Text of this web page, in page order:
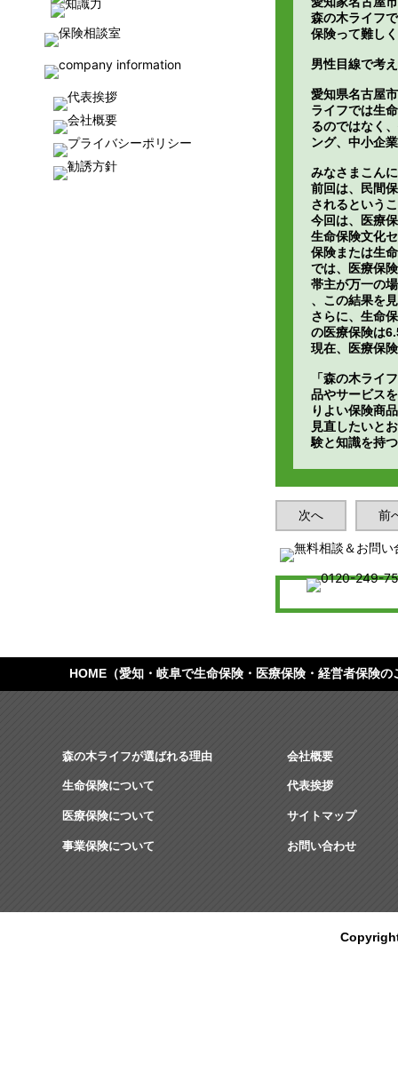
森の木ライフ
保険って難し
男性目線で考
愛知県名古屋
ライフでは生
るのではなく
ング、中小企
みなさまこん
前回は、民間
されるという
今回は、医療
生命保険文化
保険または生
では、医療保
帯主が万一の
、この結果を
さらに、生命
の医療保険は
現在、医療保
「森の木ライ
品やサービス
りよい保険商
見直したいと
験と知識を持
次へ 前
HOME （愛知・岐阜で生命保険・医療保険・経営者保険
森の木ライフが選ばれる理由
生命保険について
医療保険について
事業保険について
会社概要
代表挨拶
サイトマップ
お問い合わせ